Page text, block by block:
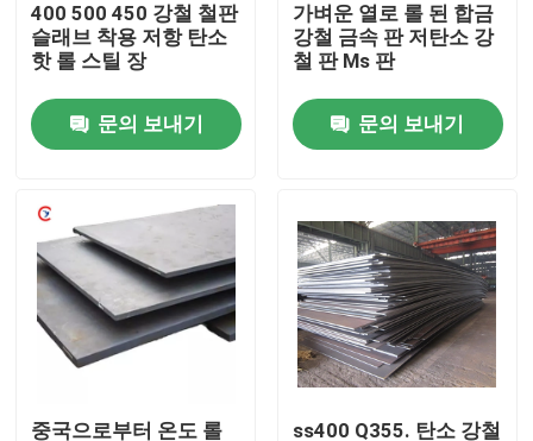
공장 견학
품질 관리
문의하기
조회를 요청하다
알루미늄 박판 금속
알루미늄 시트 코일
400 500 450 강철 철판
슬래브 착용 저항 탄소
핫 롤 스틸 장
문의 보내기
가벼운 열로 롤 된 합금
강철 금속 판 저탄소 강
철 판 Ms 판
문의 보내기
중국으로부터 온도 롤 ss400 Q355. 탄소 강철